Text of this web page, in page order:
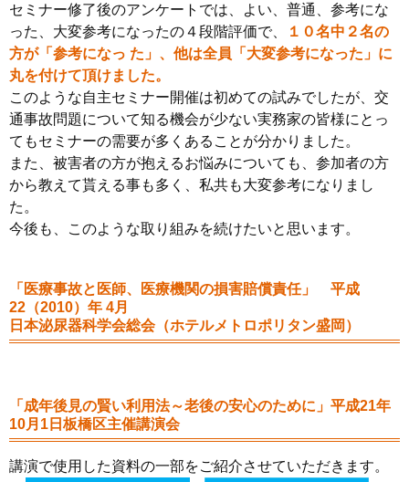
セミナー修了後のアンケートでは、よい、普通、参考にな
った、大変参考になったの４段階評価で、
１０名中２名の
方が「参考になっ た」、他は全員「大変参考になった」に
丸を付けて頂けました。
このような自主セミナー開催は初めての試みでしたが、交
通事故問題について知る機会が少ない実務家の皆様にとっ
てもセミナーの需要が多くあることが分かりました。
また、被害者の方が抱えるお悩みについても、参加者の方
から教えて貰える事も多く、私共も大変参考になりまし
た。
今後も、このような取り組みを続けたいと思います。
「医療事故と医師、医療機関の損害賠償責任」 平成
22（2010）年 4月
日本泌尿器科学会総会（ホテルメトロポリタン盛岡）
「成年後見の賢い利用法～老後の安心のために」平成21年
10月1日板橋区主催講演会
講演で使用した資料の一部をご紹介させていただきます。